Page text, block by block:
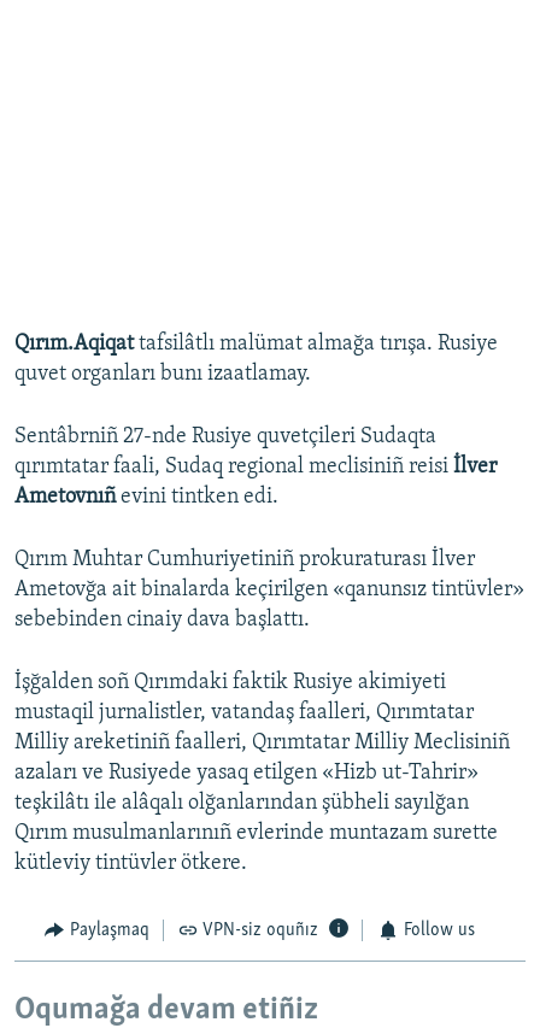
Qırım.Aqiqattafsilâtlı malümat almağa tırışa. Rusiye
quvet organları bunı izaatlamay.
Sentâbrniñ 27-nde Rusiye quvetçileri Sudaqta
qırımtatar faali, Sudaq regional meclisiniñ reisi İlver
Ametovnıñevini tintken edi.
Qırım Muhtar Cumhuriyetiniñ prokuraturası İlver
Ametovğa ait binalarda keçirilgen «qanunsız tintüvler»
sebebinden cinaiy dava başlattı.
İşğalden soñ Qırımdaki faktik Rusiye akimiyeti
mustaqil jurnalistler, vatandaş faalleri, Qırımtatar
Milliy areketiniñ faalleri, Qırımtatar Milliy Meclisiniñ
azaları ve Rusiyede yasaq etilgen «Hizb ut-Tahrir»
teşkilâtı ile alâqalı olğanlarından şübheli sayılğan
Qırım musulmanlarınıñ evlerinde muntazam surette
kütleviy tintüvler ötkere.
Paylaşmaq VPN-siz oquñız Follow us
Oqumağa devam etiñiz